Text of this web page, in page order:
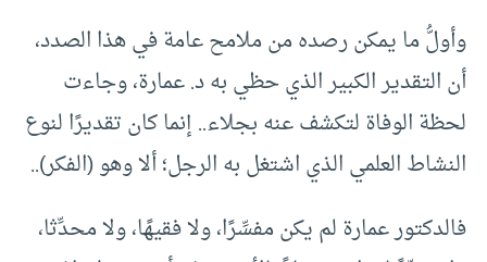
وأولُّ ما يمكن رصده من ملامح عامة في هذا الصدد،
أن التقدير الكبير الذي حظي به د. عمارة، وجاءت
لحظة الوفاة لتكشف عنه بجلاء.. إنما كان تقديرًا لنوع
النشاط العلمي الذي اشتغل به الرجل؛ ألا وهو (الفكر)..
فالدكتور عمارة لم يكن مفسِّرًا، ولا فقيهًا، ولا محدِّثا،